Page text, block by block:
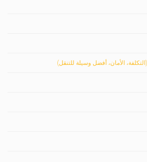
الأمان، أفضل وسيلة للتنقل)